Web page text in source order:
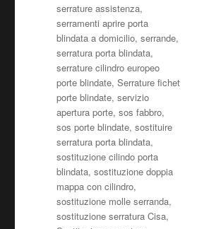
serrature assistenza,
serramenti aprire porta
blindata a domicilio,serrande,
serratura porta blindata,
serrature cilindro europeo
porte blindate,Serrature fichet
porte blindate,servizio
apertura porte,sos fabbro,
sos porte blindate,sostituire
serratura porta blindata,
sostituzione cilindo porta
blindata,sostituzione doppia
mappa con cilindro,
sostituzione molle serranda,
sostituzione serratura Cisa,